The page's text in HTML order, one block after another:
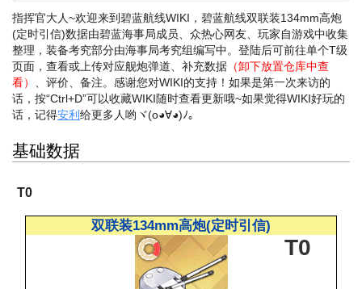
指挥官大人~欢迎来到碧蓝航线WIKI，碧蓝航线双联装134mm高炮
(定时引信)数据由碧蓝海事局成员、众热心网友、玩家自游戏中收集
整理，装备考究部分由海事局考究组编写中。登陆后可前往单个T级
页面，查看或上传对应舰炮弹道、补充数据 （卸下放置仓库中查
看） 、评价、备注。感谢您对WIKI的支持！ 如果是第一次来访的
话，按“Ctrl+D”可以收藏WIKI随时查看更新哦~如果觉得WIKI好玩的
话，记得安利 给更多人哟ヾ(o◕∀◕)ﾉ。
基础数据
T0
双联装134mm高炮(定时引信)
T0